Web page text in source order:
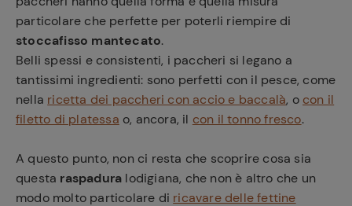
particolare che perfette per poterli riempire di
stoccafisso mantecato.
Belli spessi e consistenti, i paccheri si legano a
tantissimi ingredienti: sono perfetti con il pesce, come
nella ricetta dei paccheri con accio e baccalà, o con il
filetto di platessa o, ancora, il con il tonno fresco.
A questo punto, non ci resta che scoprire cosa sia
questa raspadura lodigiana, che non è altro che un
modo molto particolare di ricavare delle fettine